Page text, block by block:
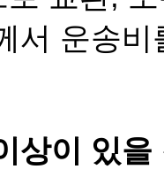
서 운송
상이 있